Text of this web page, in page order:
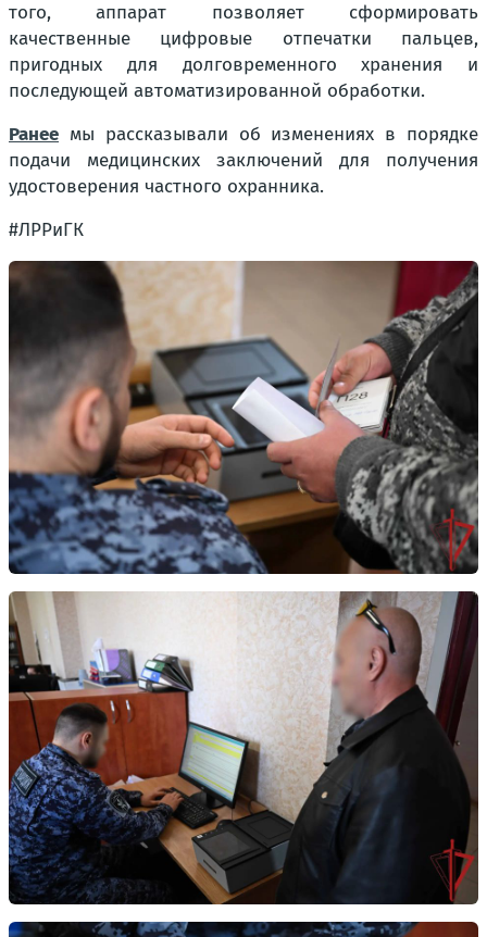
того, аппарат позволяет сформировать
качественные цифровые отпечатки пальцев,
пригодных для долговременного хранения и
последующей автоматизированной обработки.
Ранее мы рассказывали об изменениях в порядке
подачи медицинских заключений для получения
удостоверения частного охранника.
#ЛРРиГК